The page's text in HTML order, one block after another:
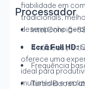
fiabilidade em
tradicionais,
desempenho
Ecrã Full HD:
oferece uma
ideal para
multimédia e
Processador
Intel Core i5-
4 núcleos / 8
Frequência
Turbo Boost: